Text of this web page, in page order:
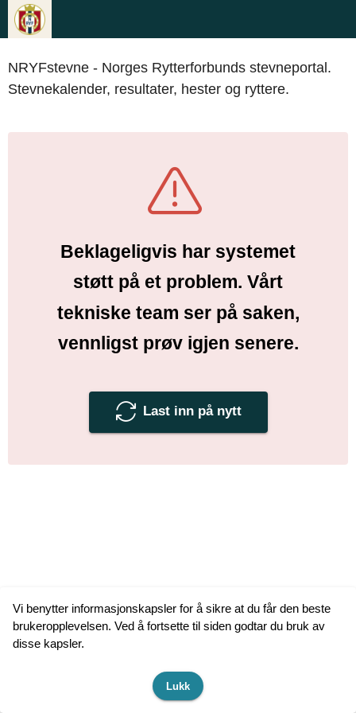
NRYFstevne - Norges Rytterforbunds stevneportal.
Stevnekalender, resultater, hester og ryttere.
Beklageligvis har systemet
støtt på et problem. Vårt
tekniske team ser på saken,
vennligst prøv igjen senere.
Last inn på nytt
Vi benytter informasjonskapsler for å sikre at du får den beste
brukeropplevelsen. Ved å fortsette til siden godtar du bruk av
disse kapsler.
Lukk